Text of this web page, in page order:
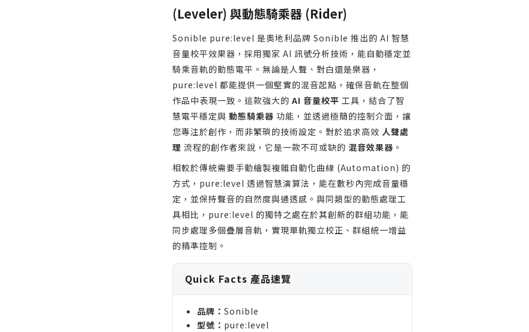
(Leveler) 與動態騎乘器 (Rider)
Sonible pure:level 是奧地利品牌 Sonible 推出的 AI 智慧
音量校平效果器，採用獨家 AI 訊號分析技術，能自動穩定並
騎乘音軌的動態電平。無論是人聲、對白還是樂器，
pure:level 都能提供一個堅實的混音起點，確保音軌在整個
作品中表現一致。這款強大的 AI 音量校平 工具，結合了智
慧電平穩定與 動態騎乘器 功能，並透過極簡的控制介面，讓
您專注於創作，而非繁瑣的技術設定。對於追求高效 人聲處
理 流程的創作者來說，它是一款不可或缺的 混音效果器 。
相較於傳統需要手動繪製複雜自動化曲線 (Automation) 的
方式，pure:level 透過智慧演算法，能在數秒內完成音量穩
定，並保持聲音的自然度與通透感。與同類型的動態處理工
具相比，pure:level 的獨特之處在於其創新的群組功能，能
同步處理多個疊層音軌，實現單軌獨立校正、群組統一增益
的精準控制。
Quick Facts 產品速覽
品牌： Sonible
型號： pure:level